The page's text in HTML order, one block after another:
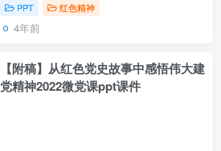
PPT 红色精神
4年前
【附稿】从红色党史故事中感悟伟大建
党精神2022微党课ppt课件